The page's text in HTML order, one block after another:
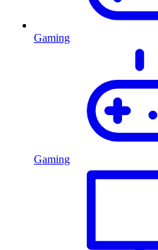
Gaming
Gaming